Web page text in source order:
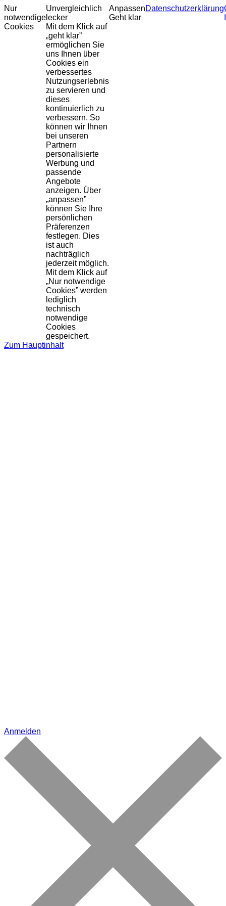
Nur
notwendige
Cookies
Unvergleichlich
lecker
Mit dem Klick auf
„geht klar”
ermöglichen Sie
uns Ihnen über
Cookies ein
verbessertes
Nutzungserlebnis
zu servieren und
dieses
kontinuierlich zu
verbessern. So
können wir Ihnen
bei unseren
Partnern
personalisierte
Werbung und
passende
Angebote
anzeigen. Über
„anpassen”
können Sie Ihre
persönlichen
Präferenzen
festlegen. Dies
ist auch
nachträglich
jederzeit möglich.
Mit dem Klick auf
„Nur notwendige
Cookies” werden
lediglich
technisch
notwendige
Cookies
gespeichert.
Anpassen
Geht klar
Datenschutzerklärung
Zum Hauptinhalt
Anmelden